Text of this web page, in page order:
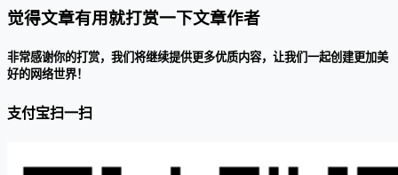
觉得文章有用就打赏一下文章作者
非常感谢你的打赏，我们将继续提供更多优质内容，让我们一起创建更加美
好的网络世界！
支付宝扫一扫